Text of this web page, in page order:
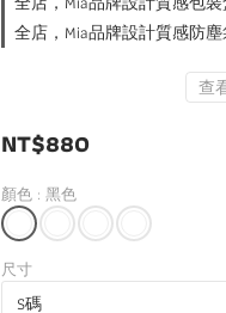
全店，Mia品牌設計質感防
查
NT$880
顏色 : 黑色
尺寸